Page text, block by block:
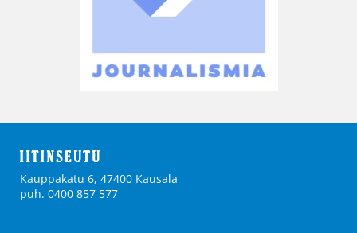
Kauppakatu 6, 47400 Kausala
puh. 0400 857 577